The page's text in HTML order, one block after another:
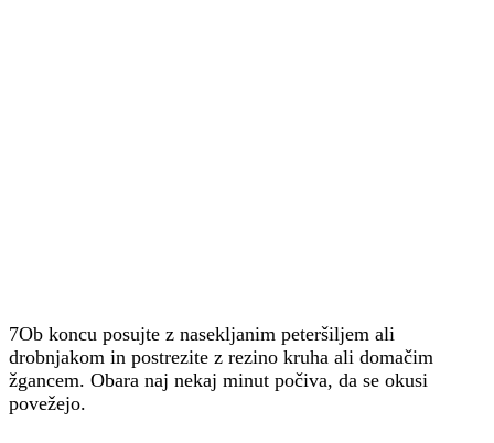
7Ob koncu posujte z nasekljanim peteršiljem ali
drobnjakom in postrezite z rezino kruha ali domačim
žgancem. Obara naj nekaj minut počiva, da se okusi
povežejo.